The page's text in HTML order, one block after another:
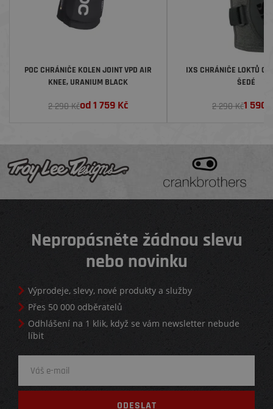
POC CHRÁNIČE KOLEN JOINT VPD AIR
KNEE, URANIUM BLACK
2 290 Kčod1 759 Kč
IXS CHRÁNIČE LOKTŮ
ŠEDÉ
2 290 Kč1 590
Nepropásněte žádnou slevu
nebo novinku
Výprodeje, slevy, nové produkty a služby
Přes 50 000 odběratelů
Odhlášení na 1 klik, když se vám newsletter nebude
líbit